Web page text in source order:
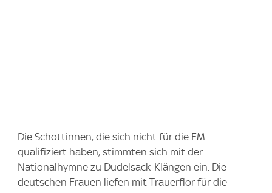
Die Schottinnen, die sich nicht für die EM
qualifiziert haben, stimmten sich mit der
Nationalhymne zu Dudelsack-Klängen ein. Die
deutschen Frauen liefen mit Trauerflor für die